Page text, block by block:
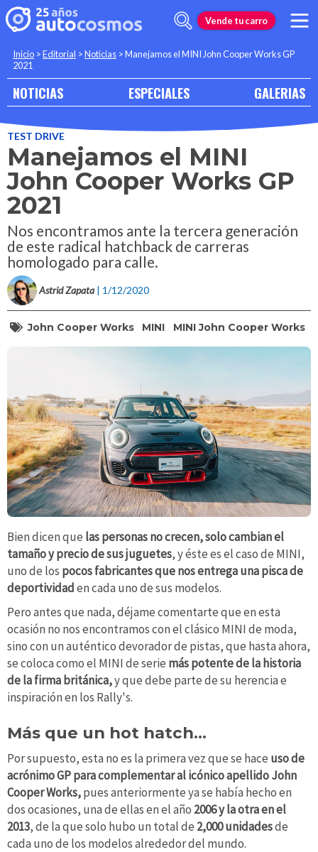
Vende tu carro
Inicio >Editorial >Noticias >Manejamos el MINI John Cooper Works GP
2021
NOTICIAS ESPECIALES GALERIAS
TEST DRIVE
Manejamos el MINI
John Cooper Works GP
2021
Nos encontramos ante la tercera generación
de este radical hatchback de carreras
homologado para calle.
Astrid Zapata | 1/12/2020
John Cooper Works MINI MINI John Cooper Works
Bien dicen que las personas no crecen, solo cambian el
tamaño y precio de sus juguetes, y éste es el caso de MINI,
uno de los pocos fabricantes que nos entrega una pisca de
deportividaden cada uno de sus modelos.
Pero antes que nada, déjame comentarte que en esta
ocasión no nos encontramos con el clásico MINI de moda,
sino con un auténtico devorador de pistas, que hasta ahora,
se coloca como el MINI de serie más potente de la historia
de la firma británica,y que debe parte de su herencia e
inspiración en los Rally's.
Más que un hot hatch…
Por supuesto, esta no es la primera vez que se hace uso de
acrónimo GP para complementar al icónico apellido John
Cooper Works,pues anteriormente ya se había hecho en
dos ocasiones, una de ellas en el año 2006 y la otra en el
2013, de la que solo hubo un total de 2,000 unidadesde
cada uno de los modelos alrededor del mundo.